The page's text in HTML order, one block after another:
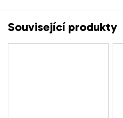
Související produkty